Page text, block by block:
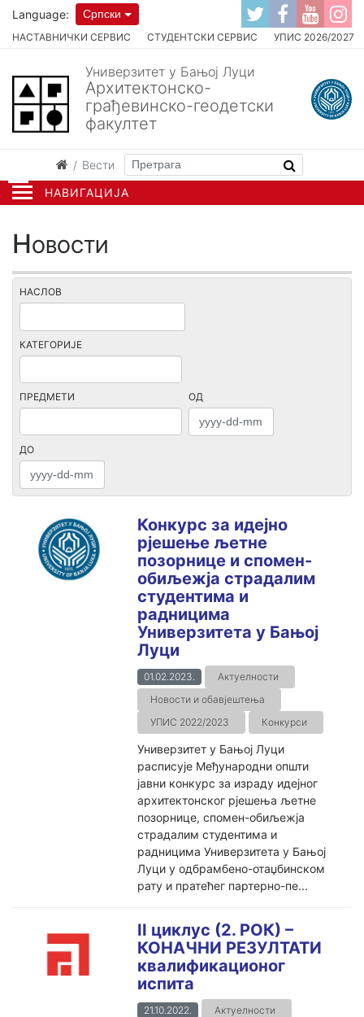
НАВИГАЦИЈА
НАСТАВНИЧКИ СЕРВИС СТУДЕНТСКИ СЕРВИС УПИС 2026/2027
Language: Српски
Универзитет у Бањој Луци
Архитектонско-
грађевинско-геодетски
факултет
Вести
Новости
НАСЛОВ
КАТЕГОРИЈЕ
ПРЕДМЕТИ ОД
ДО
Конкурс за идејно
рјешење љетне
позорнице и спомен-
обиљежјa страдалим
студентима и
радницима
Универзитета у Бањој
Луци
01.02.2023.
Актуелности
Новости и обавјештења
УПИС 2022/2023
Конкурси
Универзитет у Бањој Луци
расписује Међународни општи
јавни конкурс за израду идејног
архитектонског рјешења љетне
позорнице, спомен-обиљежјa
страдалим студентима и
радницима Универзитета у Бањој
Луци у одбрамбено-отаџбинском
рату и пратећег партерно-пе...
II циклус (2. РОК) –
КОНАЧНИ РЕЗУЛТАТИ
квалификационог
испита
21.10.2022.
Актуелности